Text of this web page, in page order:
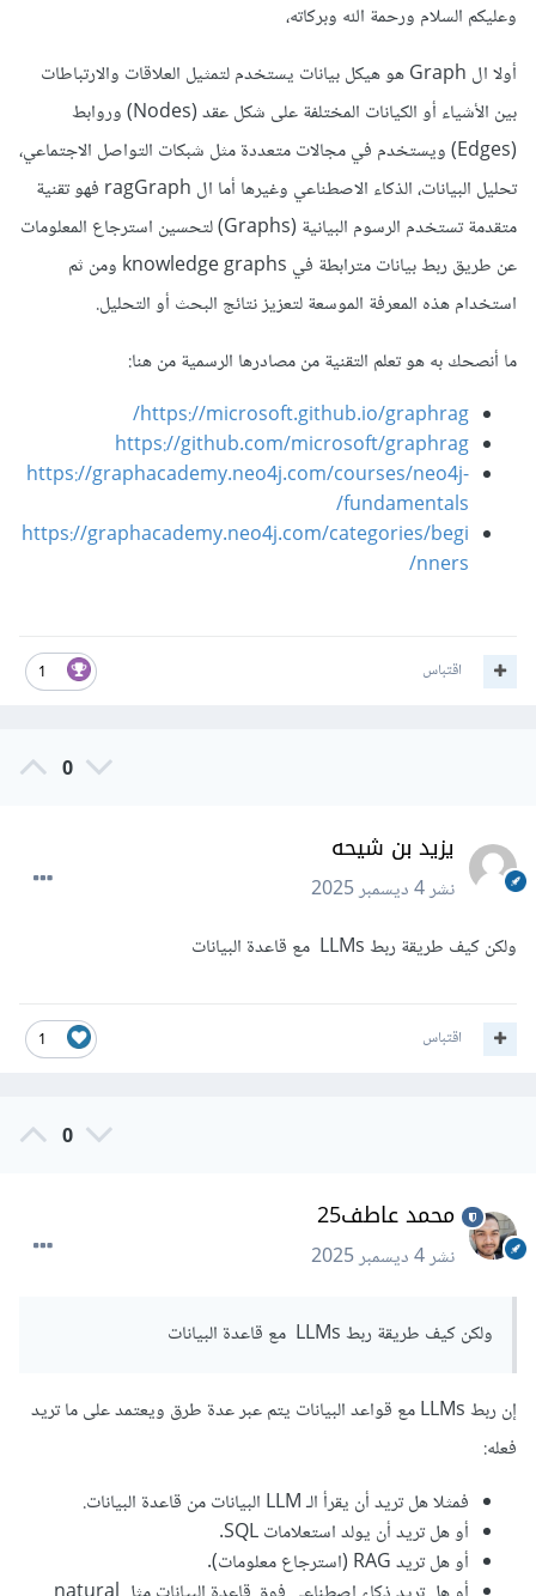
وعليكم السلام ورحمة الله وبركاته،
أولا ال Graph هو هيكل بيانات يستخدم لتمثيل العلاقات والارتباطات
بين الأشياء أو الكيانات المختلفة على شكل عقد (Nodes) وروابط
(Edges) ويستخدم في مجالات متعددة مثل شبكات التواصل الاجتماعي،
تحليل البيانات، الذكاء الاصطناعي وغيرها أما ال ragGraph فهو تقنية
متقدمة تستخدم الرسوم البيانية (Graphs) لتحسين استرجاع المعلومات
عن طريق ربط بيانات مترابطة في knowledge graphs ومن ثم
استخدام هذه المعرفة الموسعة لتعزيز نتائج البحث أو التحليل.
ما أنصحك به هو تعلم التقنية من مصادرها الرسمية من هنا:
https://microsoft.github.io/graphrag/
https://github.com/microsoft/graphrag
https://graphacademy.neo4j.com/courses/neo4j-
fundamentals/
https://graphacademy.neo4j.com/categories/begi
nners/
1 اقتباس
0
يزيد بن شيحه
نشر4 ديسمبر 2025
ولكن كيف طريقة ربط LLMs مع قاعدة البيانات
1 اقتباس
0
محمد عاطف25
نشر4 ديسمبر 2025
ولكن كيف طريقة ربط LLMs مع قاعدة البيانات
إن ربط LLMs مع قواعد البيانات يتم عبر عدة طرق ويعتمد على ما تريد
فعله:
فمثلا هل تريد أن يقرأ الـ LLM البيانات من قاعدة البيانات.
أو هل تريد أن يولد استعلامات SQL.
أو هل تريد RAG (استرجاع معلومات).